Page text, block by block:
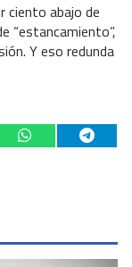
ciento abajo de
“estancamiento”,
Y eso redunda